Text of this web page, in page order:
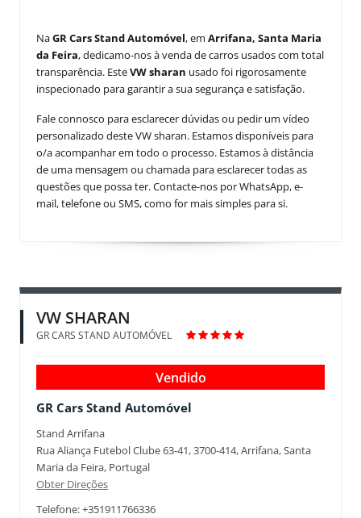
NaGR Cars Stand Automóvel, em Arrifana, Santa Maria
da Feira, dedicamo-nos à venda de carros usados com total
transparência. EsteVW sharan usado foi rigorosamente
inspecionado para garantir a sua segurança e satisfação.
Fale connosco para esclarecer dúvidas ou pedir um vídeo
personalizado deste VW sharan. Estamos disponíveis para
o/a acompanhar em todo o processo. Estamos à distância
de uma mensagem ou chamada para esclarecer todas as
questões que possa ter. Contacte-nos por WhatsApp, e-
mail, telefone ou SMS, como for mais simples para si.
VW SHARAN
GR CARS STAND AUTOMÓVEL
Vendido
GR Cars Stand Automóvel
Stand Arrifana
Rua Aliança Futebol Clube 63-41, 3700-414, Arrifana, Santa
Maria da Feira, Portugal
Obter Direções
Telefone: +351911766336